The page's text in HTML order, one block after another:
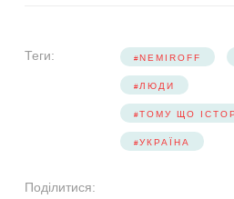
Теги: NEMIROFF
ЛЮДИ
ТОМУ ЩО
УКРАЇНА
Поділитися: